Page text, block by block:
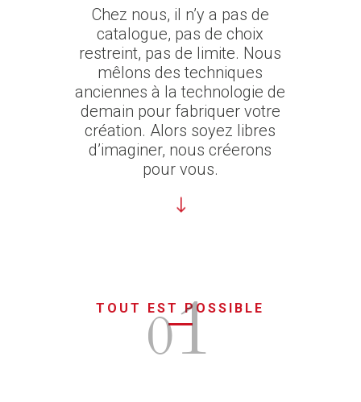
Chez nous, il n’y a pas de
catalogue, pas de choix
restreint, pas de limite. Nous
mêlons des techniques
anciennes à la technologie de
demain pour fabriquer votre
création. Alors soyez libres
d’imaginer, nous créerons
pour vous.
"
TOUT EST POSSIBLE
01